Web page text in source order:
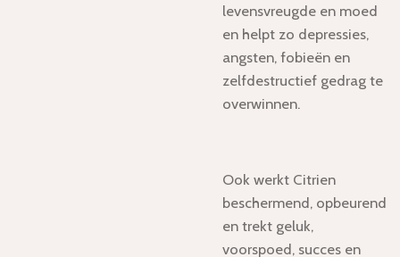
levensvreugde en moed
en helpt zo depressies,
angsten, fobieën en
zelfdestructief gedrag te
overwinnen.
Ook werkt Citrien
beschermend, opbeurend
en trekt geluk,
voorspoed, succes en